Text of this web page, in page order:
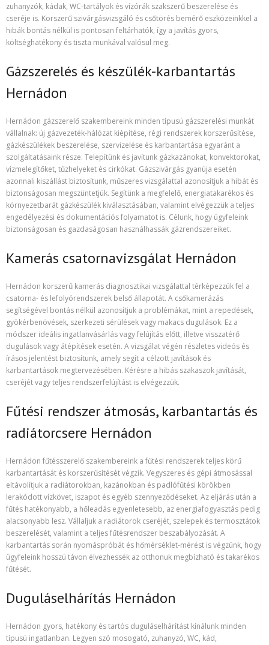
zuhanyzók, kádak, WC-tartályok és vízórák szakszerű beszerelése és
cseréje is. Korszerű szivárgásvizsgáló és csőtörés bemérő eszközeinkkel a
hibák bontás nélkül is pontosan feltárhatók, így a javítás gyors,
költséghatékony és tiszta munkával valósul meg.
Gázszerelés és készülék-karbantartás
Hernádon
Hernádon gázszerelő szakembereink minden típusú gázszerelési munkát
vállalnak: új gázvezeték-hálózat kiépítése, régi rendszerek korszerűsítése,
gázkészülékek beszerelése, szervizelése és karbantartása egyaránt a
szolgáltatásaink része. Telepítünk és javítunk gázkazánokat, konvektorokat,
vízmelegítőket, tűzhelyeket és cirkókat. Gázszivárgás gyanúja esetén
azonnali kiszállást biztosítunk, műszeres vizsgálattal azonosítjuk a hibát és
biztonságosan megszüntetjük. Segítünk a megfelelő, energiatakarékos és
környezetbarát gázkészülék kiválasztásában, valamint elvégezzük a teljes
engedélyezési és dokumentációs folyamatot is. Célunk, hogy ügyfeleink
biztonságosan és gazdaságosan használhassák gázrendszereiket.
Kamerás csatornavizsgálat Hernádon
Hernádon korszerű kamerás diagnosztikai vizsgálattal térképezzük fel a
csatorna- és lefolyórendszerek belső állapotát. A csőkamerázás
segítségével bontás nélkül azonosítjuk a problémákat, mint a repedések,
gyökérbenövések, szerkezeti sérülések vagy makacs dugulások. Ez a
módszer ideális ingatlanvásárlás vagy felújítás előtt, illetve visszatérő
dugulások vagy átépítések esetén. A vizsgálat végén részletes videós és
írásos jelentést biztosítunk, amely segít a célzott javítások és
karbantartások megtervezésében. Kérésre a hibás szakaszok javítását,
cseréjét vagy teljes rendszerfelújítást is elvégezzük.
Fűtési rendszer átmosás, karbantartás és
radiátorcsere Hernádon
Hernádon fűtésszerelő szakembereink a fűtési rendszerek teljes körű
karbantartását és korszerűsítését végzik. Vegyszeres és gépi átmosással
eltávolítjuk a radiátorokban, kazánokban és padlófűtési körökben
lerakódott vízkövet, iszapot és egyéb szennyeződéseket. Az eljárás után a
fűtés hatékonyabb, a hőleadás egyenletesebb, az energiafogyasztás pedig
alacsonyabb lesz. Vállaljuk a radiátorok cseréjét, szelepek és termosztátok
beszerelését, valamint a teljes fűtésrendszer beszabályozását. A
karbantartás során nyomáspróbát és hőmérséklet-mérést is végzünk, hogy
ügyfeleink hosszú távon élvezhessék az otthonuk megbízható és takarékos
fűtését.
Duguláselhárítás Hernádon
Hernádon gyors, hatékony és tartós duguláselhárítást kínálunk minden
típusú ingatlanban. Legyen szó mosogató, zuhanyzó, WC, kád,